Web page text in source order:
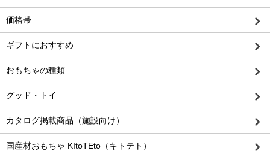
価格帯
ギフトにおすすめ
おもちゃの種類
グッド・トイ
カタログ掲載商品（施設向け）
国産材おもちゃ KItoTEto（キトテト）